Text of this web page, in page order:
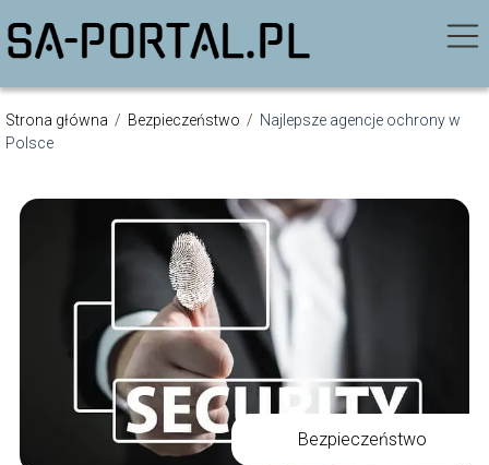
Strona główna / Bezpieczeństwo / Najlepsze agencje ochrony w
Polsce
Bezpieczeństwo